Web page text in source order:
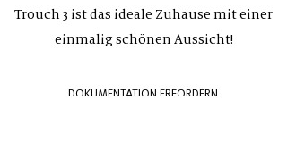
Trouch 3 ist das ideale Zuhause mit einer
einmalig schönen Aussicht!
DOKUMENTATION ERFORDERN